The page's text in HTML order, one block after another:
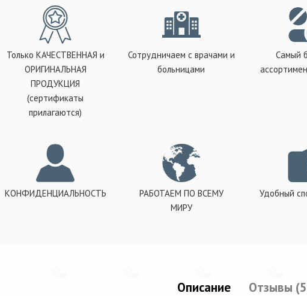
Только КАЧЕСТВЕННАЯ и
ОРИГИНАЛЬНАЯ
ПРОДУКЦИЯ
(сертификаты
прилагаются)
Сотрудничаем с врачами и
больницами
Самый
КОНФИДЕНЦИАЛЬНОСТЬ
РАБОТАЕМ ПО ВСЕМУ
МИРУ
Удобный
Описание Отзывы